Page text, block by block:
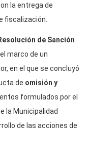
la entrega de
fiscalización.
de Sanción
marco de un
en el que se concluyó
de omisión y
formulados por el
la Municipalidad
de las acciones de